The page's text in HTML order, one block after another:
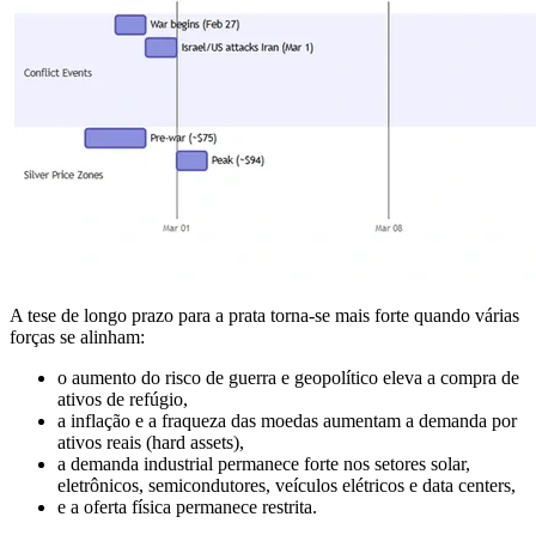
A tese de longo prazo para a prata torna-se mais forte quando várias
forças se alinham:
o aumento do risco de guerra e geopolítico eleva a compra de
ativos de refúgio,
a inflação e a fraqueza das moedas aumentam a demanda por
ativos reais (hard assets),
a demanda industrial permanece forte nos setores solar,
eletrônicos, semicondutores, veículos elétricos e data centers,
e a oferta física permanece restrita.